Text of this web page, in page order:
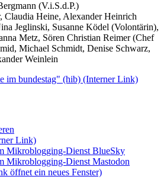
(V.i.S.d.P.)
Claudia Heine, Alexander Heinrich
Jeglinski, Susanne Ködel (Volontärin),
Metz, Sören Christian Reimer (Chef
Michael Schmidt, Denise Schwarz,
Weinlein
im bundestag" (hib) (Interner Link)
Link)
Mikroblogging-Dienst BlueSky
Mikroblogging-Dienst Mastodon
öffnet ein neues Fenster)